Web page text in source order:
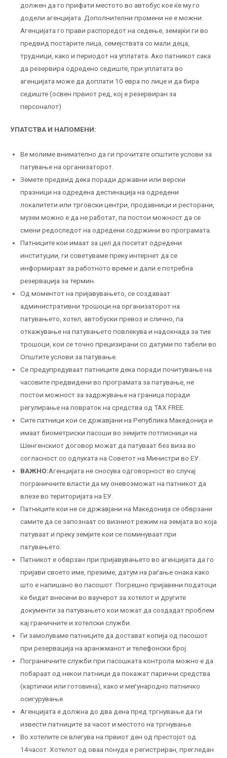
должен да го прифати местото во автобус кое ќе му го
додели агенцијата. Дополнителни промени не е можни.
Агенцијата го прави распоредот на седење, земајќи ги во
предвид постарите лица, семејствата со мали деца,
трудници, како и периодот на уплатата. Ако патникот сака
да резервира одредено седиште, при уплатата во
агенцијата може да доплати 10 евра по лице и да бира
седиште (освен првиот ред, кој е резервиран за
персоналот)
УПАТСТВА И НАПОМЕНИ:
Ве молиме внимателно да ги прочитате општите услови за
патување на организаторот.
Земете предвид дека поради државни или верски
празници на одредена дестинација на одредени
локалитети или трговски центри, продавници и ресторани,
музеи можно е да не работат, па постои можност да се
смени редоследот на одредени содржини во програмата.
Патниците кои имаат за цел да посетат одредени
институции, ги советуваме преку интернет да се
информираат за работното време и дали е потребна
резервација за термин.
Од моментот на пријавувањето, се создаваат
административни трошоци на организаторот на
патувањето, хотел, автобуски превоз и слично, па
откажување на патувањето повлекува и надокнада за тие
трошоци, кои се точно прецизирани со датуми по табели во
Општите услови за патување.
Се предупредуваат патниците дека поради почитување на
часовите предвидени во програмата за патување, не
постои можност за задржување на граница поради
регулирање на повраток на средства од TAX FREE.
Сите патници кои се државјани на Република Македонија и
имаат биометриски пасоши во земјите потписници на
Шенгенскиот договор можат да патуваат без виза во
согласност со одлуката на Советот на Министри во ЕУ.
ВАЖНО:Агенцијата не сносува одговорност во случај
пограничните власти да му оневозможат на патникот да
влезе во територијата на ЕУ.
Патниците кои не се државјани на Македонија се обврзани
самите да се запознаат со визниот режим на земјата во која
патуваат и преку земјите кои се поминуваат при
патувањето.
Патникот е обврзан при пријавувањето во агенцијата да го
пријави своето име, презиме, датум на раѓање онака како
што е напишано во пасошот. Погрешно пријавени податоци
ќе бидат внесени во ваучерот за хотелот и другите
документи за патувањето кои можат да создадат проблем
кај граничните и хотелски служби.
Ги замолуваме патниците да достават копија од пасошот
при резервација на аранжманот и телефонски број.
Пограничните служби при пасошката контрола можно е да
побараат од некои патници да покажат парични средства
(картички или готовина), како и меѓународно патничко
осигурување.
Агенцијата е должна до два дена пред тргнување да ги
извести патниците за часот и местото на тргнување.
Во хотелите се влегува на првиот ден од престојот од
14часот. Хотелот од оваа понуда е регистриран, прегледан